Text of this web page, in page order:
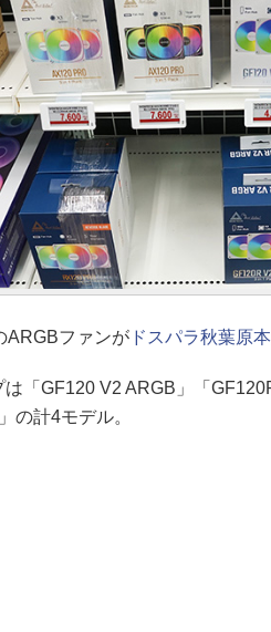
ファンが ドスパラ秋葉原
「GF120 V2 ARGB」「
の計4モデル。